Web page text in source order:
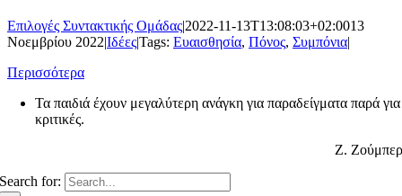
Επιλογές Συντακτικής Ομάδας|2022-11-13T13:08:03+02:0013
Νοεμβρίου 2022|Ιδέες|Tags: Ευαισθησία, Πόνος, Συμπόνια|
Περισσότερα
Τα παιδιά έχουν μεγαλύτερη ανάγκη για παραδείγματα παρά για
κριτικές.
Ζ. Ζούμπερ
Search for: